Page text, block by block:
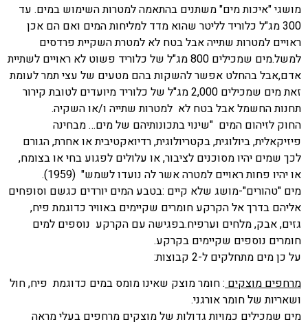
מושגי "איכות מים" משתנים בהתאמה למטרות השימוש במים. עד
300 מג"ל כלוריד לליטר שהוא מדד למליחות המים ואם הם אכן
ראויים למטרות שתייה אבל בטח לא למטרת השקיית פרדסים
למשל.מים שמכילים 800 מג"ל של כלוריד פשוט לא ראויים לשתיית
אדם,אבל בהחלט אפשר להשקות בהם מטעים של עצי תמר לעומת
זאת מים שמכילים 2,000 מג"ל של כלוריד מיועדים לטובת קירור
תחנות החשמל אבל בטח לא למטרות שתייה ו/או השקיה.
החוק לזיהום המים "שינוי בתכונותיהם של מים… מבחינה
פיזיקאלית, ביולוגית, בקטריולוגית, רדיואקטיבית או אחרת, הגורם
לכך שמים יהיו מסוכנים לציבור, או עלולים לפגוע בחי או בצומח,
או יהיו פחות ראויים למטרה אשר לה נועדו לשמש" (1959).
מים "טהורים"-מושג שלא קיים :בטבע המים יורדים כגשם וסופחים
אליהם בדרך אל הקרקע חומרים שקיימים באוויר כדוגמת פיח,
גזים, אבק, מלחים וערפיח.בפגישה עם הקרקע נוספים למים
חומרים נוספים שקיימים בקרקע.
על כן מים מתחלקים ל-2 קבוצות:
מרחפים מוצקים: חומר מוצק שאינו מומס במים כדוגמת פיח, חול
ושאריות של חומר אורגני.
מים שמכילים כמויות גדולות של מוצקים מרחפים בעלי מראה